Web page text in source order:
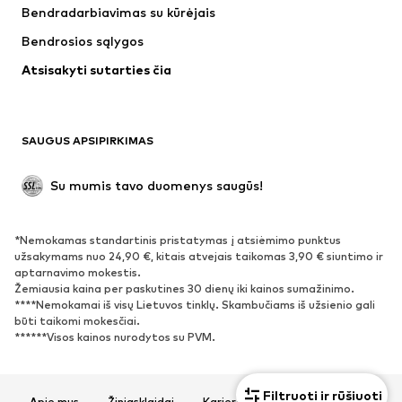
Filtruoti ir rūšiuoti
Bendradarbiavimas su kūrėjais
Bendrosios sąlygos
Atsisakyti sutarties čia
SAUGUS APSIPIRKIMAS
Su mumis tavo duomenys saugūs!
*Nemokamas standartinis pristatymas į atsiėmimo punktus
užsakymams nuo 24,90 €, kitais atvejais taikomas 3,90 € siuntimo ir
aptarnavimo mokestis.
Žemiausia kaina per paskutines 30 dienų iki kainos sumažinimo.
****Nemokamai iš visų Lietuvos tinklų. Skambučiams iš užsienio gali
būti taikomi mokesčiai.
******Visos kainos nurodytos su PVM.